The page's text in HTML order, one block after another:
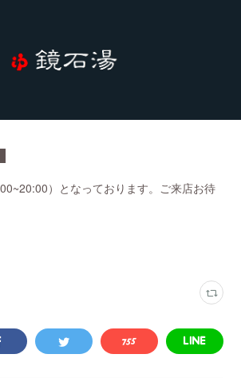
）となっております。ご来店お待